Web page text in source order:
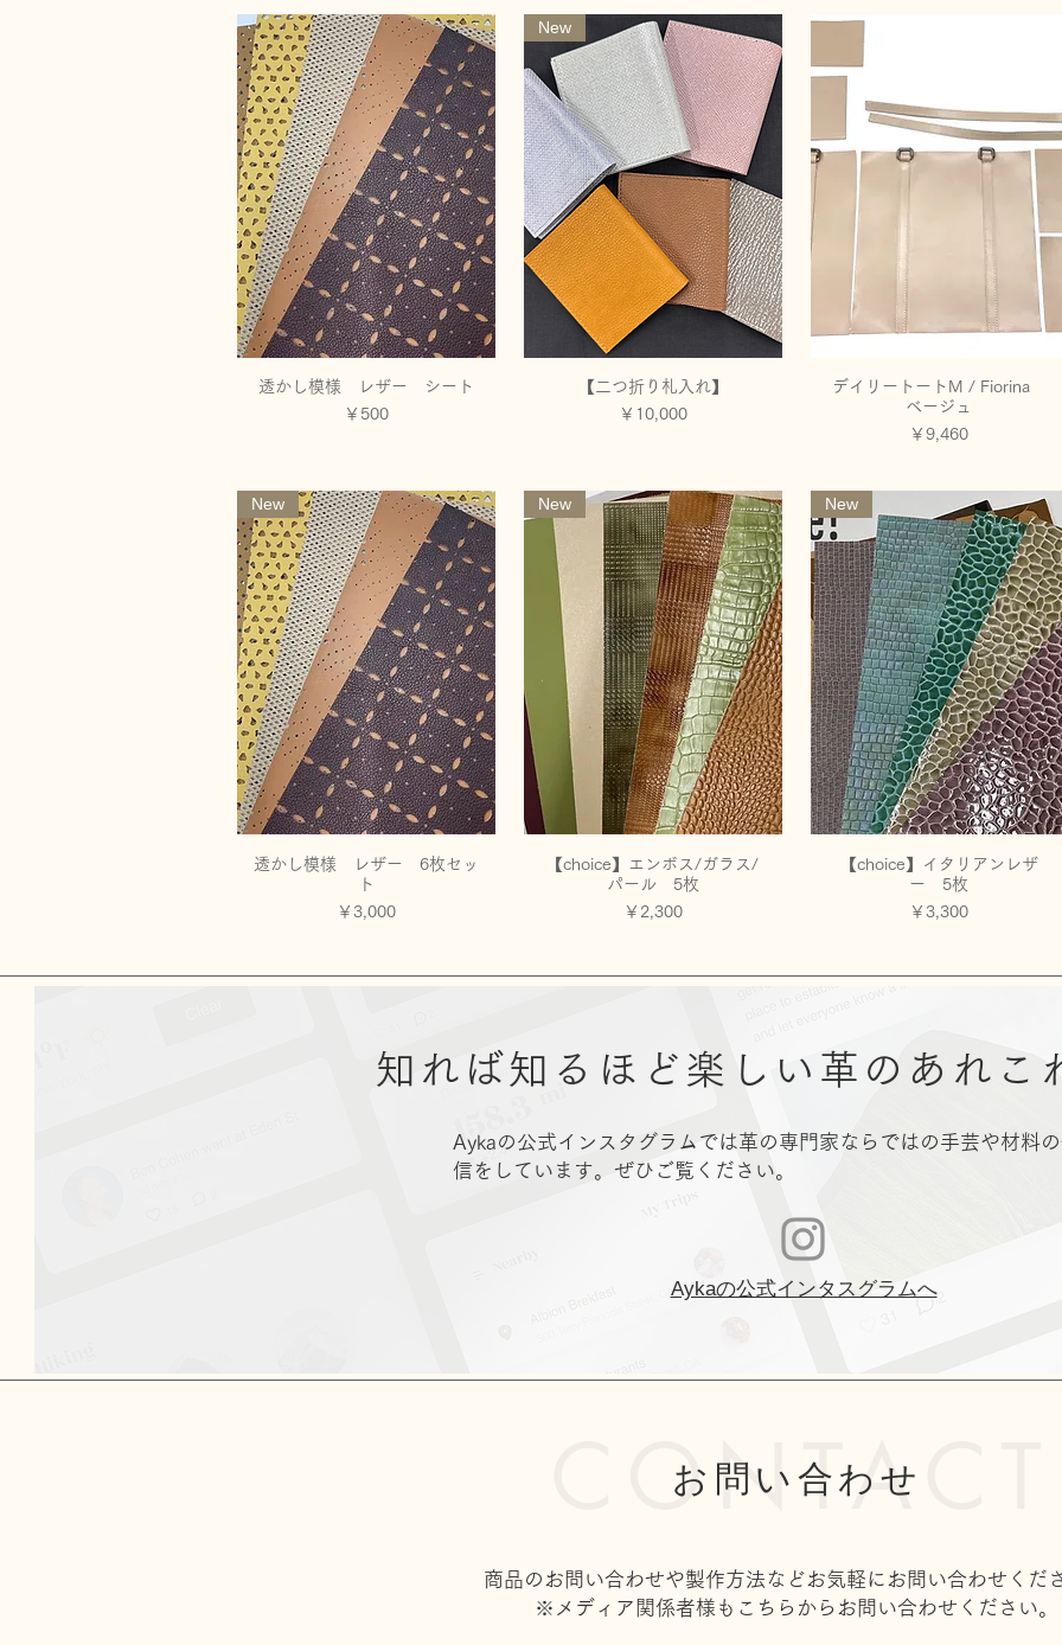
クイックビュー
透かし模様 レザー シート
価格
￥500
クイックビュー
New
【二つ折り札入れ】
価格
￥10,000
クイックビュー
デイリートートM / Fiorina
ベージュ
価格
￥9,460
クイックビュー
New
透かし模様 レザー 6枚セッ
ト
価格
￥3,000
クイックビュー
New
【choice】エンボス/ガラス/
パール 5枚
価格
￥2,300
クイックビュー
New
【choice】イタリアンレザ
ー 5枚
価格
￥3,300
知れば知るほど楽しい革のあれこ
Aykaの公式インスタグラムでは革の専門家ならではの手芸や材料
信をしています。ぜひご覧ください。
Aykaの公式インタスグラムへ
CONTACT
お問い合わせ
商品のお問い合わせや製作方法などお気軽にお問い合わせくだ
※メディア関係者様もこちらからお問い合わせください。